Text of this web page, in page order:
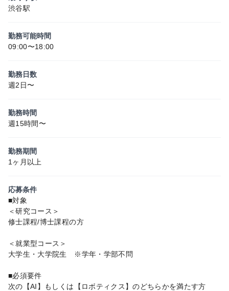
渋谷駅
勤務可能時間
09:00〜18:00
勤務日数
週2日〜
勤務時間
週15時間〜
勤務期間
1ヶ月以上
応募条件
■対象
＜研究コース＞
修士課程/博士課程の方
＜就業型コース＞
大学生・大学院生 ※学年・学部不問
■必須要件
次の【AI】もしくは【ロボティクス】のどちらかを満たす方